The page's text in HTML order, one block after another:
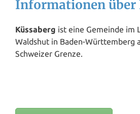
Informationen über
Küssaberg ist eine Gemeinde im
Waldshut in Baden-Württemberg
Schweizer Grenze.